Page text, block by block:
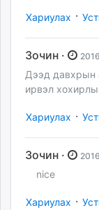
Хариулах ·
Зочин ·
Дээд давхрын
ирвэл
Хариулах ·
Зочин ·
nice
Хариулах ·